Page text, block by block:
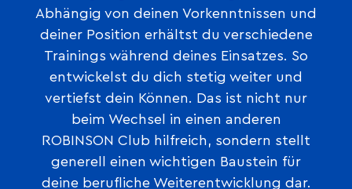
Abhängig von deinen Vorkenntnissen und
deiner Position erhältst du verschiedene
Trainings während deines Einsatzes. So
entwickelst du dich stetig weiter und
vertiefst dein Können. Das ist nicht nur
beim Wechsel in einen anderen
ROBINSON Club hilfreich, sondern stellt
generell einen wichtigen Baustein für
deine berufliche Weiterentwicklung dar.